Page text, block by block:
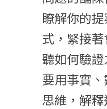
瞭解你的
式，緊接
聽如何驗
要用事實
思維，解